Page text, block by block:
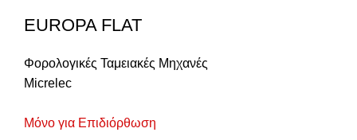
EUROPA FLAT
Φορολογικές Ταμειακές Μηχανές
Micrelec
Μόνο για Επιδιόρθωση